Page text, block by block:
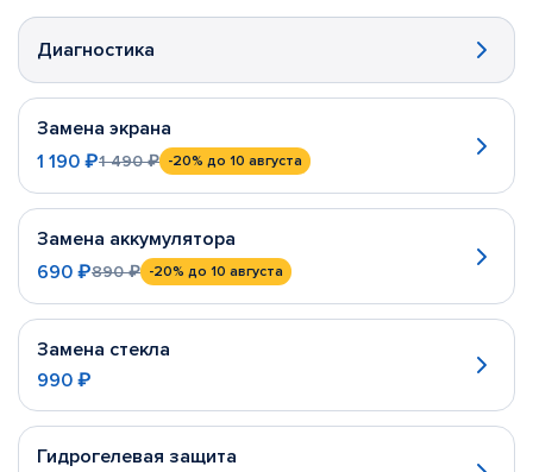
Диагностика
Замена экрана
1 190 ₽1 490 ₽ -20% до 10 августа
Замена аккумулятора
690 ₽890 ₽ -20% до 10 августа
Замена стекла
990 ₽
Гидрогелевая защита